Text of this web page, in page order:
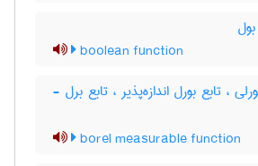
boolean function
، تابع بورل اندازه‌پذیر ، تابع برل -
borel measurable function